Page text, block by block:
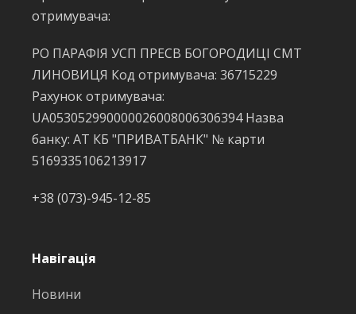
отримувача:
РО ПАРАФІЯ УСП ПРЕСВ БОГОРОДИЦІ СМТ
ЛИНОВИЦЯ Код отримувача: 36715229
Рахунок отримувача:
UA053052990000026008006306394 Назва
банку: АТ КБ "ПРИВАТБАНК" № карти
5169335106213917
+38 (073)-945-12-85
Навігація
Новини